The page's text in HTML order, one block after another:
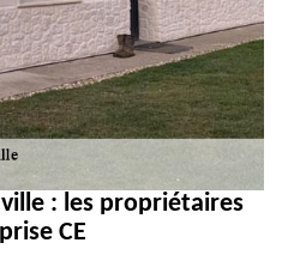
: les propriétaires
CE